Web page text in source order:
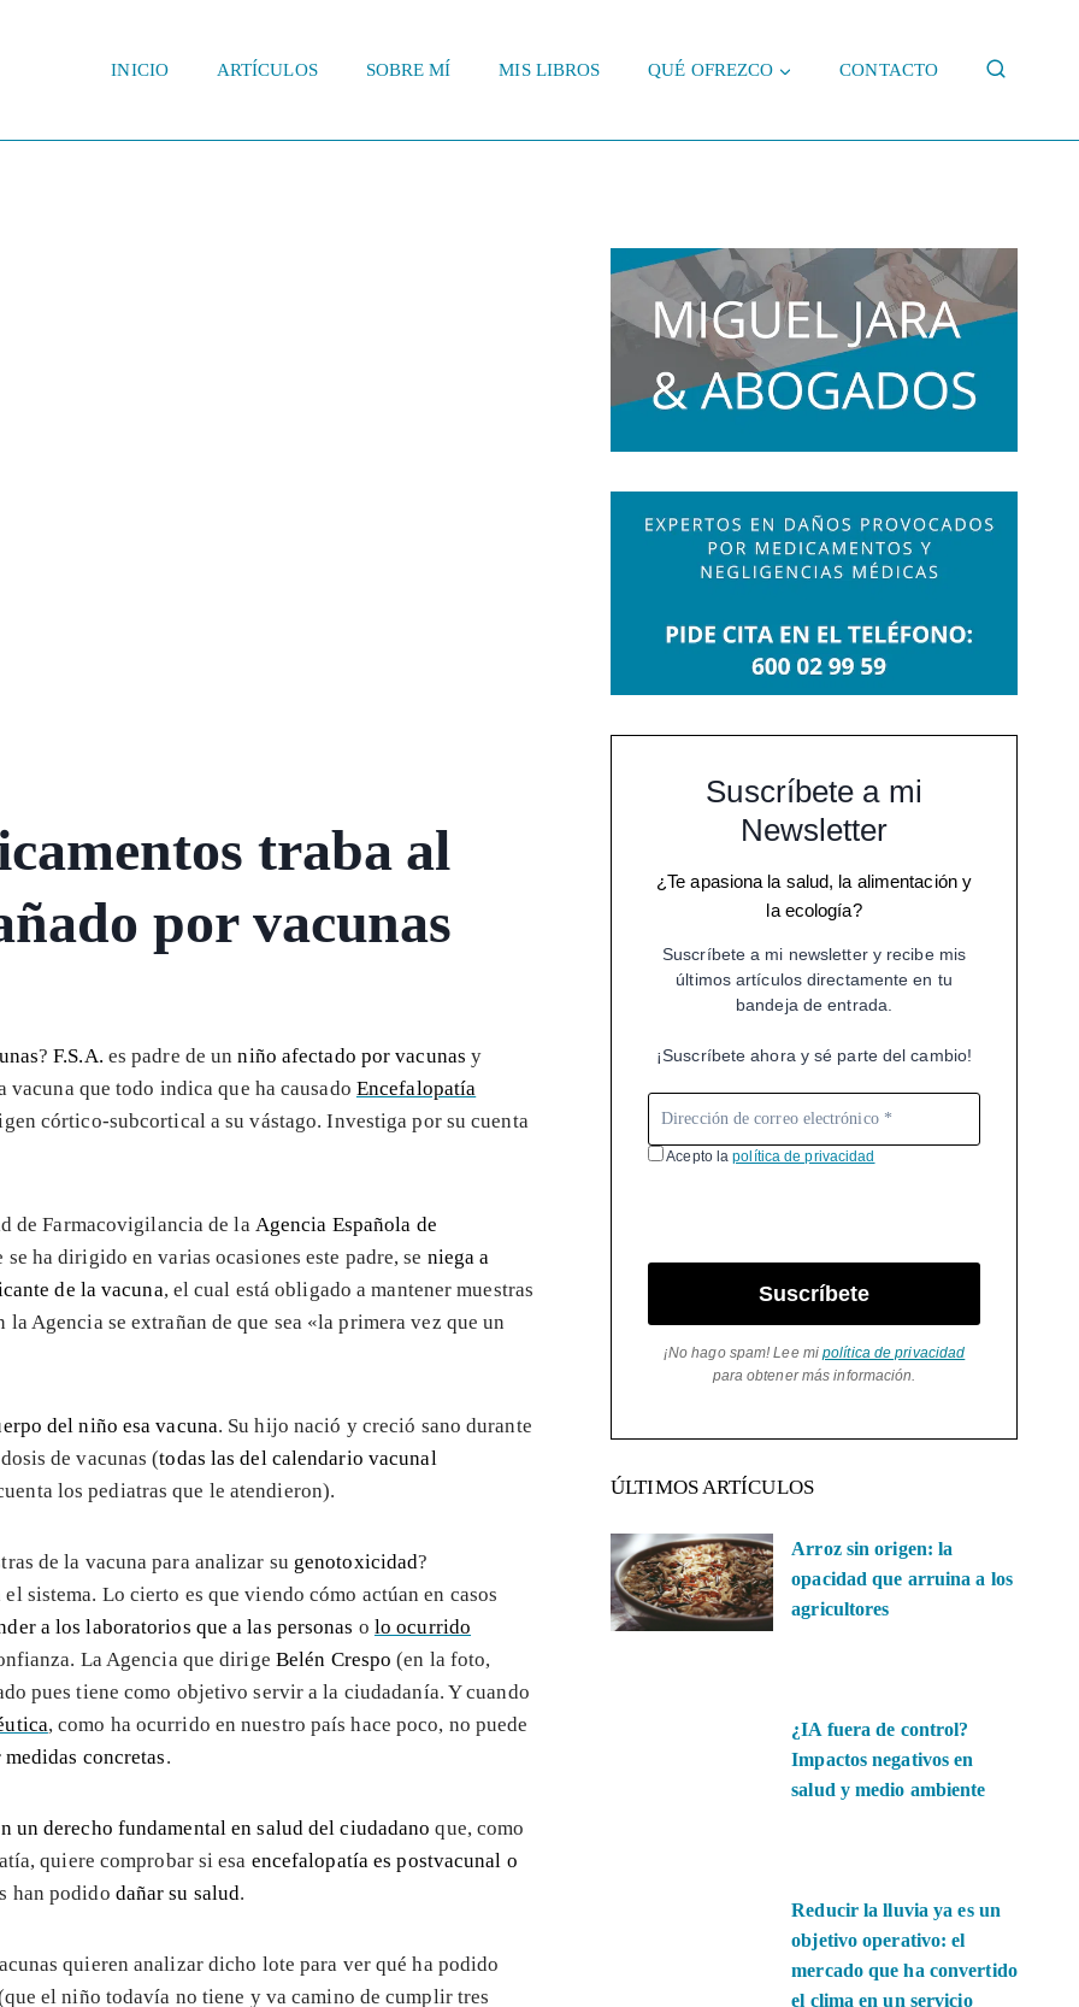
INICIO ARTÍCULOS SOBRE MÍ MIS LIBROS QUÉ OFREZCO CONTACTO
traba al
por vacunas
?F.S.A. es padre de unniño afectado por vacunas y
vacuna que todo indica que ha causado Encefalopatía
córtico-subcortical a su vástago. Investiga por su cuenta
de Farmacovigilancia de la Agencia Española de
se ha dirigido en varias ocasiones este padre, se niega a
de la vacuna, el cual está obligado a mantener muestras
Agencia se extrañan de que sea «la primera vez que un
del niño esa vacuna. Su hijo nació y creció sano durante
de vacunas (todas las del calendario vacunal
los pediatras que le atendieron).
de la vacuna para analizar su genotoxicidad?
sistema. Lo cierto es que viendo cómo actúan en casos
a los laboratorios que a las personas o lo ocurrido
La Agencia que dirige Belén Crespo (en la foto,
pues tiene como objetivo servir a la ciudadanía. Y cuando
, como ha ocurrido en nuestro país hace poco, no puede
concretas.
un derecho fundamental en salud del ciudadano que, como
quiere comprobar si esa encefalopatía es postvacunal o
han podido dañar su salud.
quieren analizar dicho lote para ver qué ha podido
el niño todavía no tiene y va camino de cumplir tres
Suscríbete a mi
Newsletter
¿Te apasiona la salud, la alimentación y
la ecología?
Suscríbete a mi newsletter y recibe mis
últimos artículos directamente en tu
bandeja de entrada.
¡Suscríbete ahora y sé parte del cambio!
Acepto lapolítica de privacidad
Suscríbete
¡No hago spam! Lee mipolítica de privacidad
para obtener más información.
ÚLTIMOS ARTÍCULOS
Arroz sin origen: la
opacidad que arruina a los
agricultores
¿IA fuera de control?
Impactos negativos en
salud y medio ambiente
Reducir la lluvia ya es un
objetivo operativo: el
mercado que ha convertido
el clima en un servicio